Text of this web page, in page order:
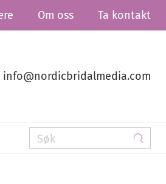
Om oss Ta kontakt
info@nordicbridalmedia.com